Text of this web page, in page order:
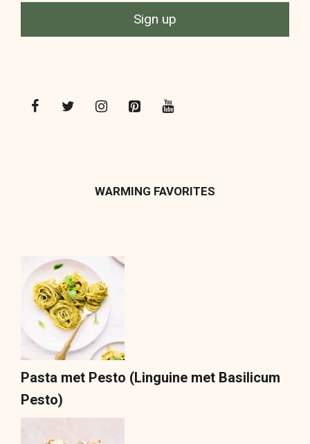
WARMING FAVORITES
Pasta met Pesto (Linguine met Basilicum
Pesto)